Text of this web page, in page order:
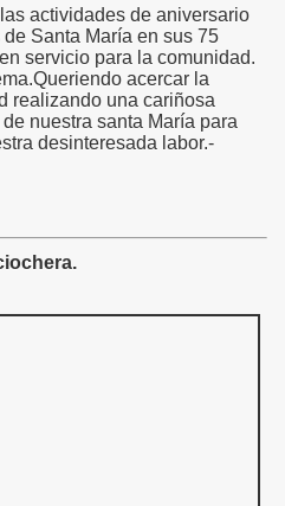
actividades de aniversario
Santa María en sus 75
servicio para la comunidad.
acercar la
realizando una cariñosa
nuestra santa María para
desinteresada labor.-